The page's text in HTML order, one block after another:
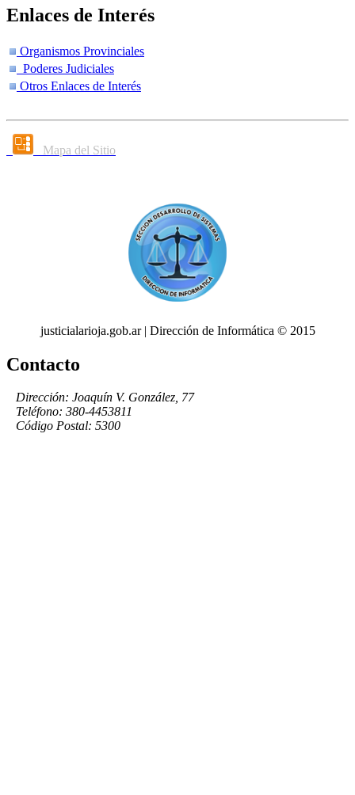
Enlaces de Interés
Organismos Provinciales
Poderes Judiciales
Otros Enlaces de Interés
Mapa del Sitio
justicialarioja.gob.ar | Dirección de Informática © 2015
Contacto
Dirección: Joaquín V. González, 77
Teléfono: 380-4453811
Código Postal: 5300